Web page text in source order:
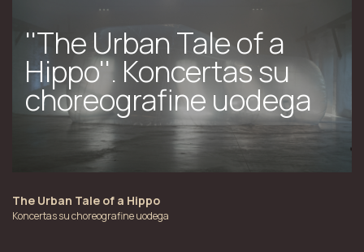
''The Urban Tale of a
Hippo''. Koncertas su
choreografine uodega
The Urban Tale of a Hippo
Koncertas su choreografine uodega